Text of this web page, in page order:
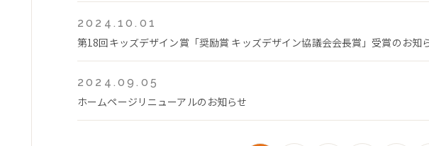
2024.10.01
第18回キッズデザイン賞「奨励賞 キッズデザイン協議会会長賞」受賞のお知
2024.09.05
ホームページリニューアルのお知らせ